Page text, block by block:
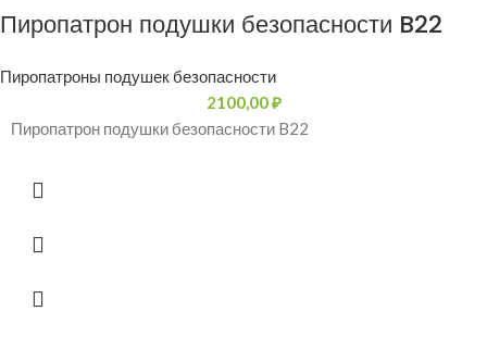
Пиропатрон подушки безопасности B22
Пиропатроны подушек безопасности
2100,00₽
Пиропатрон подушки безопасности B22